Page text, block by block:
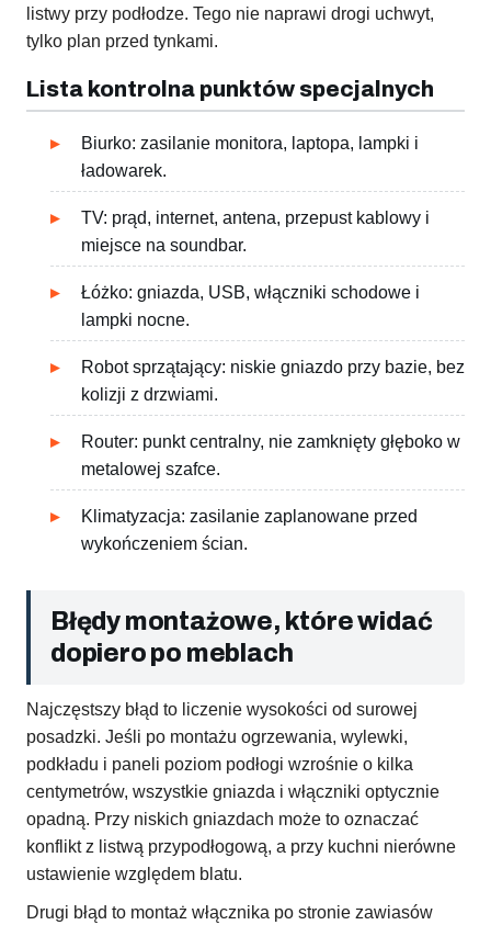
listwy przy podłodze. Tego nie naprawi drogi uchwyt,
tylko plan przed tynkami.
Lista kontrolna punktów specjalnych
Biurko: zasilanie monitora, laptopa, lampki i
ładowarek.
TV: prąd, internet, antena, przepust kablowy i
miejsce na soundbar.
Łóżko: gniazda, USB, włączniki schodowe i
lampki nocne.
Robot sprzątający: niskie gniazdo przy bazie, bez
kolizji z drzwiami.
Router: punkt centralny, nie zamknięty głęboko w
metalowej szafce.
Klimatyzacja: zasilanie zaplanowane przed
wykończeniem ścian.
Błędy montażowe, które widać
dopiero po meblach
Najczęstszy błąd to liczenie wysokości od surowej
posadzki. Jeśli po montażu ogrzewania, wylewki,
podkładu i paneli poziom podłogi wzrośnie o kilka
centymetrów, wszystkie gniazda i włączniki optycznie
opadną. Przy niskich gniazdach może to oznaczać
konflikt z listwą przypodłogową, a przy kuchni nierówne
ustawienie względem blatu.
Drugi błąd to montaż włącznika po stronie zawiasów